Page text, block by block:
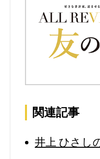
関連記事
井上 ひさし